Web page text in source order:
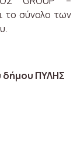
το σύνολο των
δήμου ΠΥΛΗΣ